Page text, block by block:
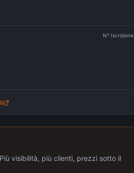
N° Iscrizione
visibilità, più clienti, prezzi sotto il